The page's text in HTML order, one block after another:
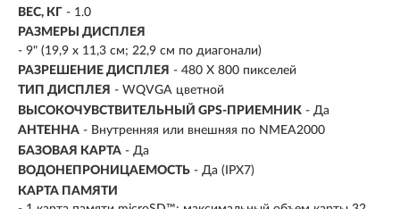
ВЕС, КГ - 1.0
РАЗМЕРЫ ДИСПЛЕЯ
- 9" (19,9 х 11,3 см; 22,9 см по диагонали)
РАЗРЕШЕНИЕ ДИСПЛЕЯ - 480 X 800 пикселей
ТИП ДИСПЛЕЯ - WQVGA цветной
ВЫСОКОЧУВСТВИТЕЛЬНЫЙ GPS-ПРИЕМНИК - Да
АНТЕННА - Внутренняя или внешняя по NMEA2000
БАЗОВАЯ КАРТА - Да
ВОДОНЕПРОНИЦАЕМОСТЬ - Да (IPX7)
КАРТА ПАМЯТИ